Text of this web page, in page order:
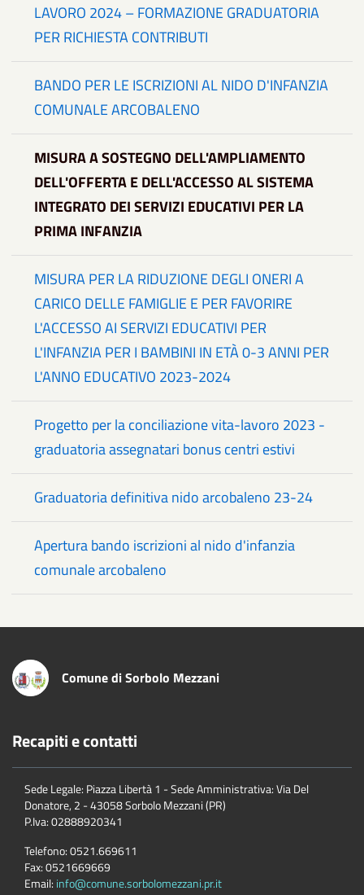
LAVORO 2024 – FORMAZIONE GRADUATORIA
PER RICHIESTA CONTRIBUTI
BANDO PER LE ISCRIZIONI AL NIDO D'INFANZIA
COMUNALE ARCOBALENO
MISURA A SOSTEGNO DELL'AMPLIAMENTO
DELL'OFFERTA E DELL'ACCESSO AL SISTEMA
INTEGRATO DEI SERVIZI EDUCATIVI PER LA
PRIMA INFANZIA
MISURA PER LA RIDUZIONE DEGLI ONERI A
CARICO DELLE FAMIGLIE E PER FAVORIRE
L'ACCESSO AI SERVIZI EDUCATIVI PER
L'INFANZIA PER I BAMBINI IN ETÀ 0-3 ANNI PER
L'ANNO EDUCATIVO 2023-2024
Progetto per la conciliazione vita-lavoro 2023 -
graduatoria assegnatari bonus centri estivi
Graduatoria definitiva nido arcobaleno 23-24
Apertura bando iscrizioni al nido d'infanzia
comunale arcobaleno
Comune di Sorbolo Mezzani
Recapiti e contatti
Sede Legale: Piazza Libertà 1 - Sede Amministrativa: Via Del
Donatore, 2 - 43058 Sorbolo Mezzani (PR)
P.Iva:02888920341
Telefono:0521.669611
Fax:0521669669
Email: info@comune.sorbolomezzani.pr.it